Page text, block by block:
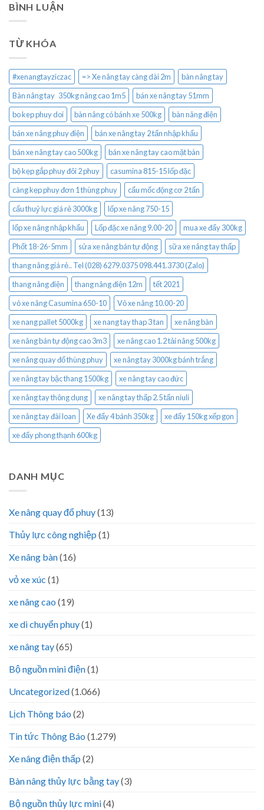
BÌNH LUẬN
TỪ KHÓA
#xenangtayziczac => Xe nâng tay càng dài 2m
bàn nâng tay
Bàn nâng tay 350kg nâng cao 1m5
bán xe nâng tay 51mm
bo kep phuy doi
bàn nâng có bánh xe 500kg
bàn nâng điện
bán xe nâng phuy điện
bán xe nâng tay 2 tấn nhập khẩu
bán xe nâng tay cao 500kg
bán xe nâng tay cao mặt bàn
bộ kẹp gắp phuy đôi 2 phuy
casumina 815-15 lốp đặc
càng kẹp phuy đơn 1 thùng phuy
cẩu mốc động cơ 2 tấn
cẩu thuỷ lực giá rẻ 3000kg
lốp xe nâng 750-15
lốp xe nâng nhập khẩu
Lốp đặc xe nâng 9.00-20
mua xe đẩy 300kg
Phốt 18-26-5mm
sửa xe nâng bán tự động
sữa xe nâng tay thấp
thang nâng giá rẻ.. Tel (028) 6279.0375 098.441.3730 (Zalo)
thang nâng điện
thang nâng điện 12m
tết 2021
vỏ xe nâng Casumina 650-10
Vỏ xe nâng 10.00-20
xe nang pallet 5000kg
xe nang tay thap 3 tan
xe nâng bàn
xe nâng bán tự động cao 3m3
xe nâng cao 1.2 tải nâng 500kg
xe nâng quay đổ thùng phuy
xe nâng tay 3000kg bánh trắng
xe nâng tay bậc thang 1500kg
xe nâng tay cao đức
xe nâng tay thông dụng
xe nâng tay thấp 2.5 tấn niuli
xe nâng tay đài loan
Xe đẩy 4 bánh 350kg
xe đẩy 150kg xếp gọn
xe đẩy phong thạnh 600kg
DANH MỤC
Xe nâng quay đổ phuy(13)
Thủy lực công nghiệp (1)
Xe nâng bàn(16)
vỏ xe xúc (1)
xe nâng cao (19)
xe di chuyển phuy(1)
xe nâng tay(65)
Bộ nguồn mini điện(1)
Uncategorized(1.066)
Lịch Thông báo (2)
Tin tức Thông Báo (1.279)
Xe nâng điện thấp (2)
Bàn nâng thủy lực bằng tay(3)
Bộ nguồn thủy lực mini(4)